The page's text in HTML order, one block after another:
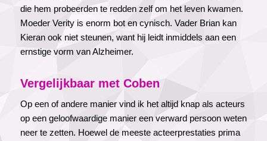
die hem probeerden te redden zelf om het leven kwamen.
Moeder Verity is enorm bot en cynisch. Vader Brian kan
Kieran ook niet steunen, want hij leidt inmiddels aan een
ernstige vorm van Alzheimer.
Vergelijkbaar met Coben
Op een of andere manier vind ik het altijd knap als acteurs
op een geloofwaardige manier een verward persoon weten
neer te zetten. Hoewel de meeste acteerprestaties prima